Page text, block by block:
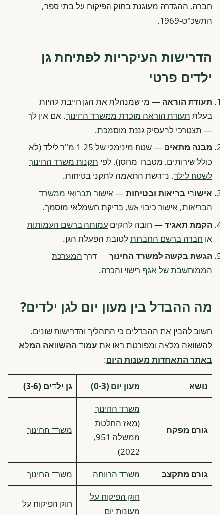
חברה. ההגדרה מעוגנת בחוק הפיקוח על בתי ספר,
התשכ"ט-1969.
הדרישות העיקריות לפתיחת גן
ילדים פרטי
תעודת הוראה — מי שמנהלת את הגן חייבת להיות
בעלת תעודת הוראה מוכרת ממשרד החינוך. אם אין לך
— תצטרכי להעסיק גננת מוסמכת.
מבנה מתאים
— שטח מינימלי של 1.25 מ"ר לילד (לא
כולל שירותים, מטבח ומחסן), לפי תקנות משרד החינוך
לשטח לילד. נדרשת התאמה לתקני בטיחות.
אישורי בריאות ובטיחות—אישור תברואי ממשרד
הבריאות, אישור כיבוי אש, בדיקת חשמלאי מוסמך.
הקמת תאגיד— חובה להקים עמותה ברשם העמותות
או חברה ברשם החברותלטובת הפעלת הגן.
הגשת בקשה למשרד החינוך— דרך המערכת
הממוחשבת של אגף רישוי והכרה.
מה ההבדל בין מעון יום לגן ילדים?
חשוב להבין את ההבדלים כי התהליך והדרישות שונים.
להשוואה מלאה ומפורטת ראו את עמוד ההשוואה המלא
באתר התאחדות מעונות היום:
נושא מעון יום (0-3) גן ילדים (3-6)
גורם מפקח
משרד החינוך
(מאז החלטת
ממשלה 951
,
2022)
משרד החינוך
גורם מתקצב משרד הרווחה משרד החינוך
חוק הפיקוח על
מעונות יום
חוק הפיקוח על